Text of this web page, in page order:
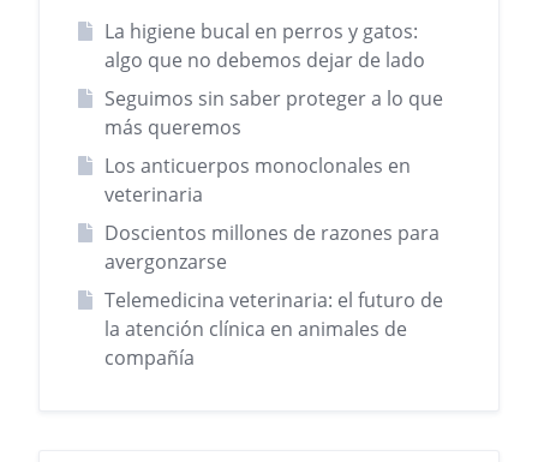
La higiene bucal en perros y gatos:
algo que no debemos dejar de lado
Seguimos sin saber proteger a lo que
más queremos
Los anticuerpos monoclonales en
veterinaria
Doscientos millones de razones para
avergonzarse
Telemedicina veterinaria: el futuro de
la atención clínica en animales de
compañía